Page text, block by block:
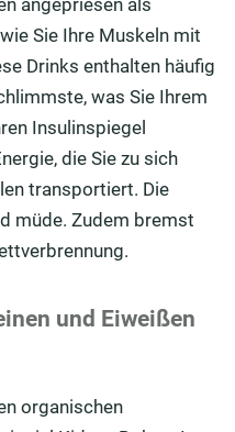
Sie Ihre Muskeln mit
Drinks enthalten häufig
was Sie Ihrem
Insulinspiegel
die Sie zu sich
transportiert. Die
müde. Zudem bremst
und Eiweißen
organischen